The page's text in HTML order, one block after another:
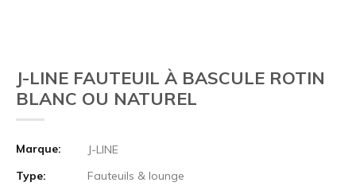
J-LINE FAUTEUIL À BASCULE ROTIN
BLANC OU NATUREL
Marque:
J-LINE
Type:
Fauteuils & lounge